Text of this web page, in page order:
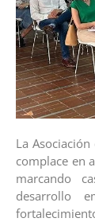
La Asociación
complace en
marcando
desarrollo